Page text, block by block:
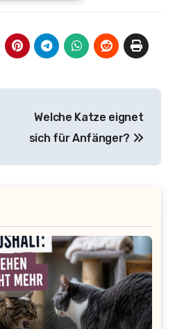
Welche Katze eignet
sich für Anfänger?